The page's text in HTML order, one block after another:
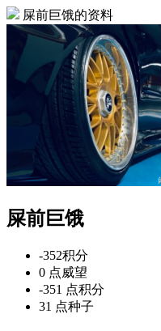
屎前巨饿的资料
屎前巨饿
-352积分
0 点威望
-351 点积分
31 点种子